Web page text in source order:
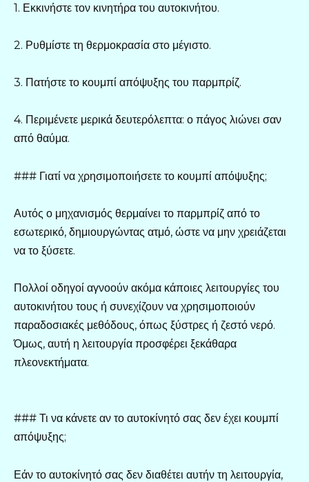
1. Εκκινήστε τον κινητήρα του αυτοκινήτου.
2. Ρυθμίστε τη θερμοκρασία στο μέγιστο.
3. Πατήστε το κουμπί απόψυξης του παρμπρίζ.
4. Περιμένετε μερικά δευτερόλεπτα: ο πάγος λιώνει σαν
από θαύμα.
### Γιατί να χρησιμοποιήσετε το κουμπί απόψυξης;
Αυτός ο μηχανισμός θερμαίνει το παρμπρίζ από το
εσωτερικό, δημιουργώντας ατμό, ώστε να μην χρειάζεται
να το ξύσετε.
Πολλοί οδηγοί αγνοούν ακόμα κάποιες λειτουργίες του
αυτοκινήτου τους ή συνεχίζουν να χρησιμοποιούν
παραδοσιακές μεθόδους, όπως ξύστρες ή ζεστό νερό.
Όμως, αυτή η λειτουργία προσφέρει ξεκάθαρα
πλεονεκτήματα.
### Τι να κάνετε αν το αυτοκίνητό σας δεν έχει κουμπί
απόψυξης;
Εάν το αυτοκίνητό σας δεν διαθέτει αυτήν τη λειτουργία,